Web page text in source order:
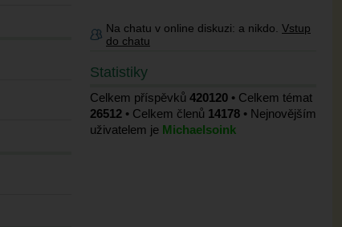
Na chatu v online diskuzi: a nikdo. Vstup
do chatu
Statistiky
Celkem příspěvků 420120 • Celkem témat
26512 • Celkem členů 14178 • Nejnovějším
uživatelem je Michaelsoink